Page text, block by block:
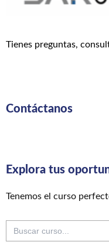
Tienes preguntas,
Contáctanos
Explora tus
Tenemos el curso
Buscar: